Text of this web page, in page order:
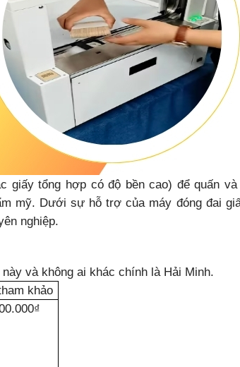
giấy tổng hợp có độ bền cao) để quấn
mỹ. Dưới sự hỗ trợ của máy đóng đai
nghiệp.
và không ai khác chính là Hải Minh.
khảo